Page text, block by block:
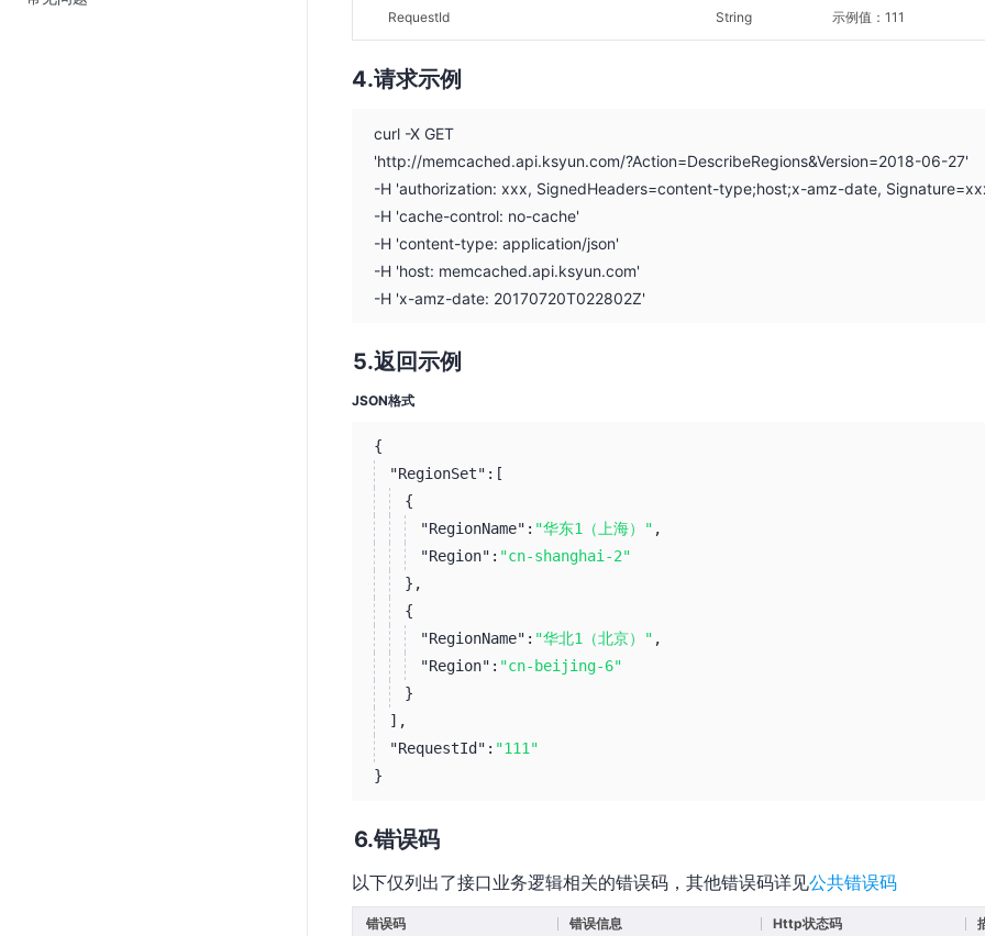
云安全中心
RequestId String 示例值：111
请求示例
curl -X GET
'http://memcached.api.ksyun.com/?Action=DescribeRegions&Version=2018-06-27'
-H 'authorization: xxx, SignedHeaders=content-type;host;x-amz-date,
-H 'cache-control: no-cache'
-H 'content-type: application/json'
-H 'host: memcached.api.ksyun.com'
-H 'x-amz-date: 20170720T022802Z'
返回示例
JSON格式
{
"RegionSet": [
{
"RegionName": "华东1（上海）" ,
"Region": "cn-shanghai-2"
} ,
{
"RegionName": "华北1（北京）" ,
"Region": "cn-beijing-6"
}
] ,
"RequestId": "111"
}
错误码
以下仅列出了接口业务逻辑相关的错误码，其他错误码详见公共错误码
错误码 错误信息 Http状态码